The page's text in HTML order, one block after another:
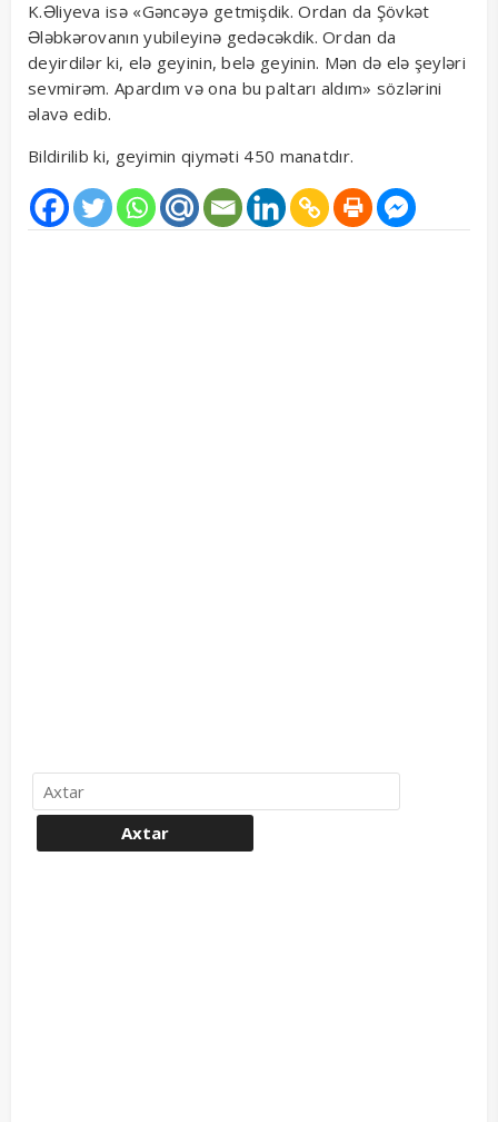
K.Əliyeva isə «Gəncəyə getmişdik. Ordan da Şövkət
Ələbkərovanın yubileyinə gedəcəkdik. Ordan da
deyirdilər ki, elə geyinin, belə geyinin. Mən də elə şeyləri
sevmirəm. Apardım və ona bu paltarı aldım» sözlərini
əlavə edib.
Bildirilib ki, geyimin qiyməti 450 manatdır.